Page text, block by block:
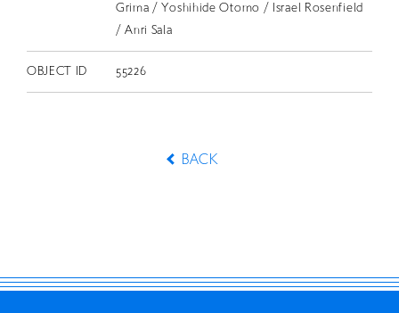
Grima / Yoshihide Otomo / Israel Rosenfield
/ Anri Sala
OBJECT ID 55226
BACK